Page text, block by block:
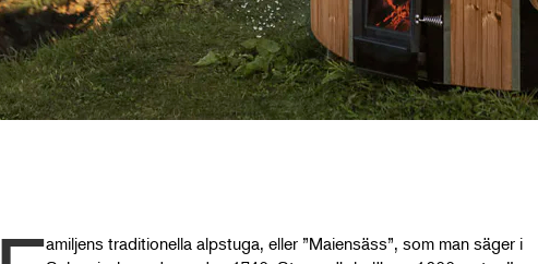
amiljens traditionella alpstuga, eller ”Maiensäss”, som man säger i